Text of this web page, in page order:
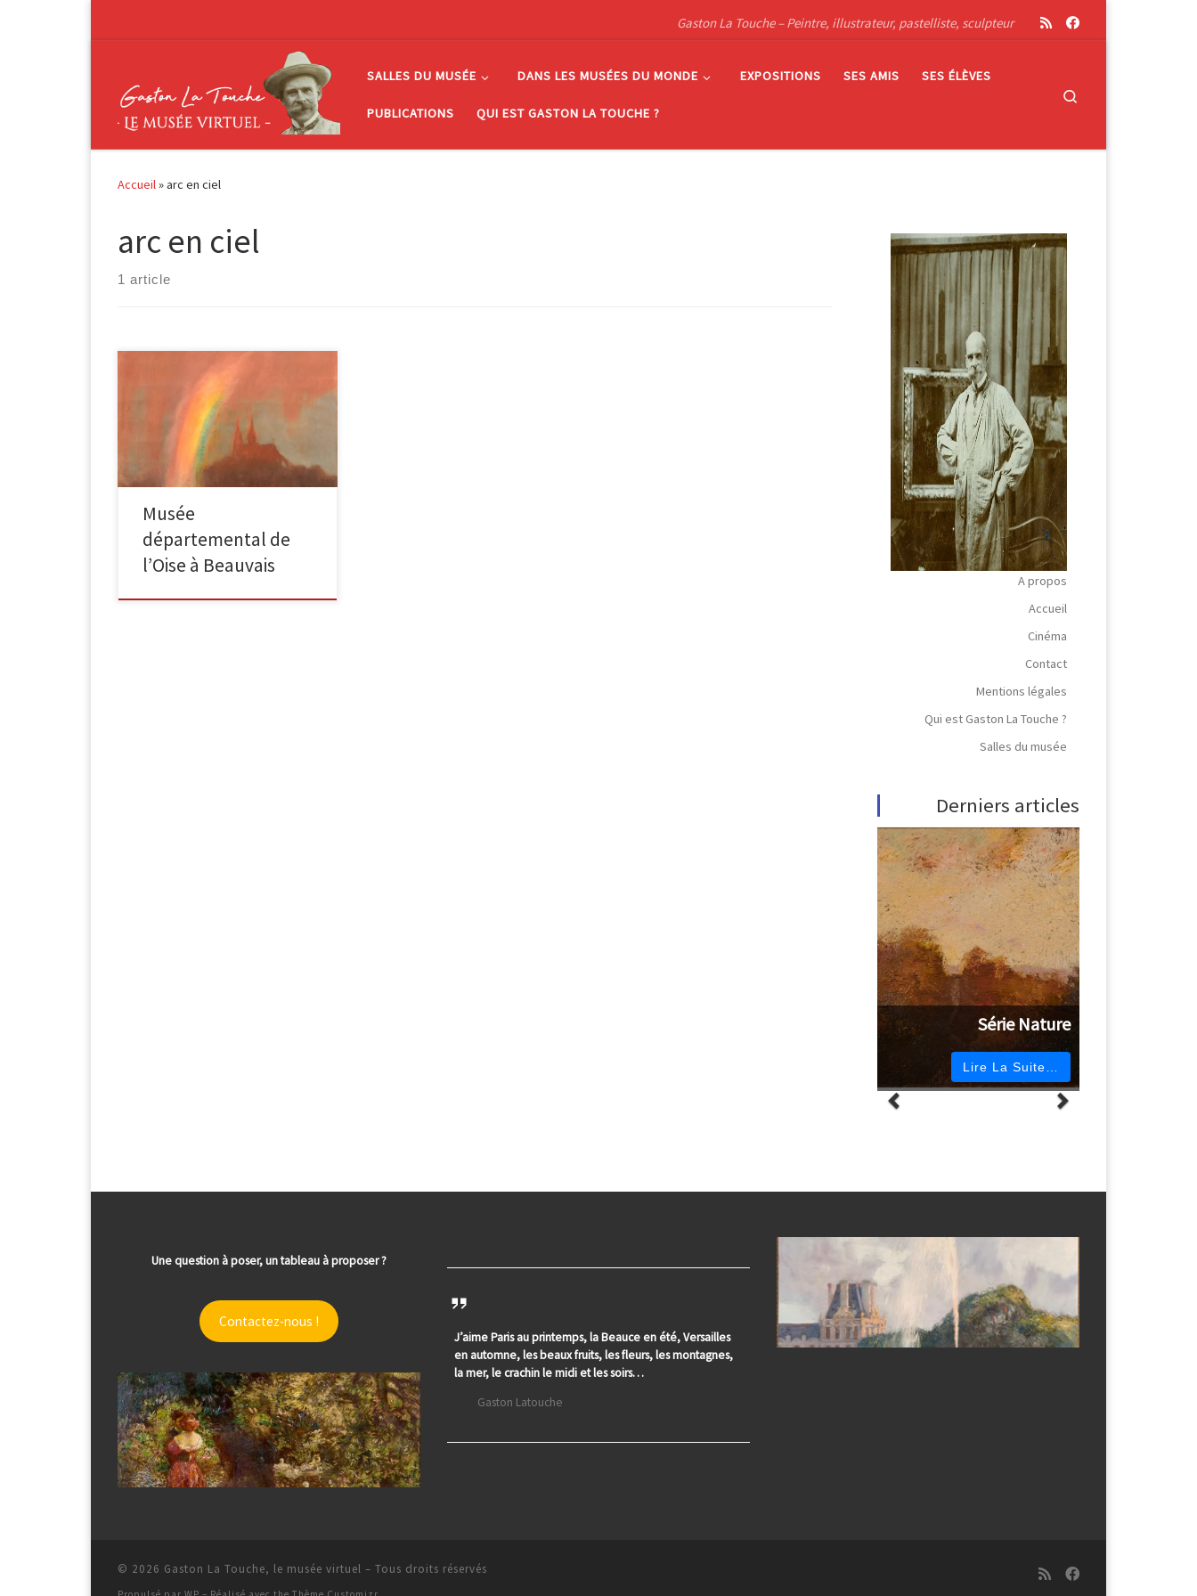
Gaston La Touche – Peintre, illustrateur, pastelliste, sculpteur
SALLES DU MUSÉE DANS LES MUSÉES DU MONDE EXPOSITIONS SES AMIS SES ÉLÈVES
PUBLICATIONS QUI EST GASTON LA TOUCHE ?
Accueil»arc en ciel
arc en ciel
1 article
La Cathédrale de Chartres, avec un
arc en ciel, 1899Huile sur toile – 60 x
Musée
départemental de
l’Oise à Beauvais
A propos
Accueil
Cinéma
Contact
Mentions légales
Qui est Gaston La Touche ?
Salles du musée
Derniers articles
Série Nature
Lire La Suite…
Une question à poser, un tableau à proposer ?
Contactez-nous !
J’aime Paris au printemps, la Beauce en été, Versailles
en automne, les beaux fruits, les fleurs, les montagnes,
la mer, le crachin le midi et les soirs…
Gaston Latouche
© 2026 Gaston La Touche, le musée virtuel – Tous droits réservés